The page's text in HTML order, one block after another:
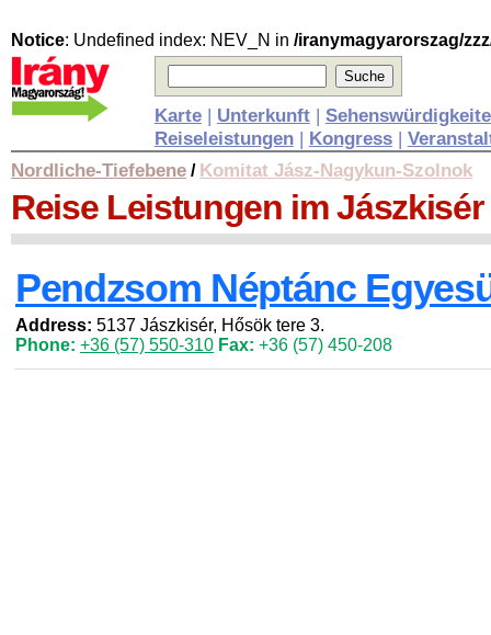
Notice: Undefined index: NEV_N in /iranymagyarorszag/
Karte| Unterkunft|
Reiseleistungen| Kongress|
Nordliche-Tiefebene / Komitat Jász-Nagykun-Szolnok
Reise Leistungen im Jászkisér
Pendzsom Néptánc
Address: 5137 Jászkisér, Hősök tere 3.
Phone: +36 (57) 550-310 Fax: +36 (57) 450-208